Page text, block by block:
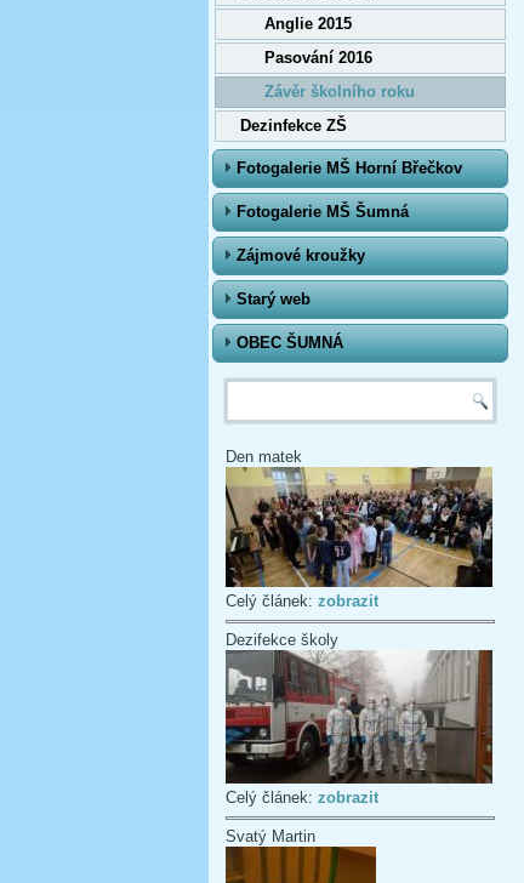
Anglie 2015
Pasování 2016
Závěr školního roku
Dezinfekce ZŠ
Fotogalerie MŠ Horní Břečkov
Fotogalerie MŠ Šumná
Zájmové kroužky
Starý web
OBEC ŠUMNÁ
Vyhledávání
Den matek
Celý článek: zobrazit
Dezifekce školy
Celý článek: zobrazit
Svatý Martin